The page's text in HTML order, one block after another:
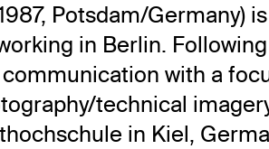
Potsdam/Germany)
in Berlin.
with a
technical
in Kiel,